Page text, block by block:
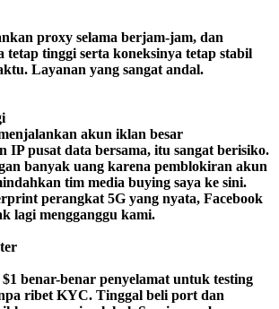
proxy selama berjam-jam, dan
tetap tinggi serta koneksinya tetap stabil
Layanan yang sangat andal.
akun iklan besar
IP pusat data bersama, itu sangat berisiko.
banyak uang karena pemblokiran akun
tim media buying saya ke sini.
perangkat 5G yang nyata, Facebook
lagi mengganggu kami.
benar-benar penyelamat untuk testing
ribet KYC. Tinggal beli port dan